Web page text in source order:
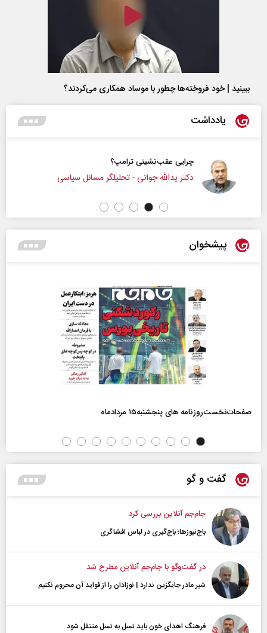
ببینید | خود فروخته‌ها چطور با موساد همکاری می‌کردند؟
یادداشت
چرایی عقب‌نشینی ترامپ؟
دکتر یدالله جوانی - تحلیلگر مسائل سیاسی
پیشخوان
صفحات‌نخست‌روزنامه ها‌ی پنجشنبه‌۱۵ مردادماه
گفت و گو
جام‌جم آنلاین بررسی کرد
باج‌نیوزها؛ باج‌گیری در لباس افشاگری
در گفت‌و‌گو با جام‌جم آنلاین مطرح شد
شیر مادر جایگزین ندارد | نوزادان را از فواید آن محروم نکنیم
فرهنگ اهدای خون باید نسل به نسل منتقل شود